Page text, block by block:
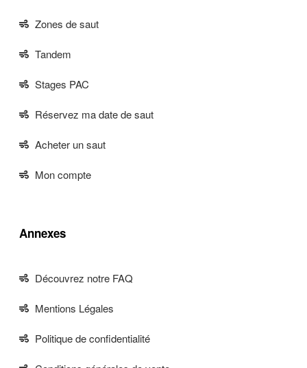
Zones de saut
Tandem
Stages PAC
Réservez ma date de saut
Acheter un saut
Mon compte
Annexes
Découvrez notre FAQ
Mentions Légales
Politique de confidentialité